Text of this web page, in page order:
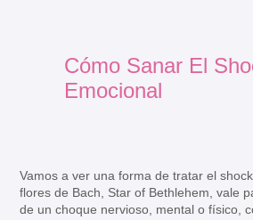
Cómo Sanar El
Emocional
Vamos a ver una forma de tratar el
flores de Bach, Star of Bethlehem, vale
de un choque nervioso, mental o físico,